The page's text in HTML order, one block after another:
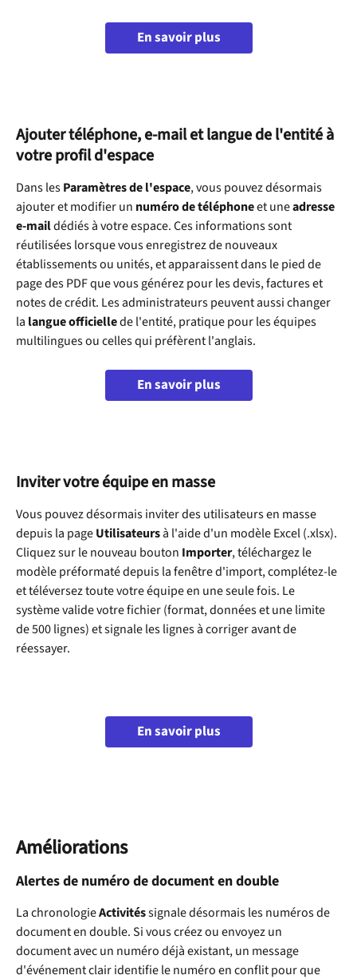
En savoir plus
Ajouter téléphone, e-mail et langue de l'entité à
votre profil d'espace
Dans les Paramètres de l'espace, vous pouvez désormais
ajouter et modifier un numéro de téléphone et une adresse
e-mail dédiés à votre espace. Ces informations sont
réutilisées lorsque vous enregistrez de nouveaux
établissements ou unités, et apparaissent dans le pied de
page des PDF que vous générez pour les devis, factures et
notes de crédit. Les administrateurs peuvent aussi changer
la langue officielle de l'entité, pratique pour les équipes
multilingues ou celles qui préfèrent l'anglais.
En savoir plus
Inviter votre équipe en masse
Vous pouvez désormais inviter des utilisateurs en masse
depuis la page Utilisateurs à l'aide d'un modèle Excel (.xlsx).
Cliquez sur le nouveau bouton Importer, téléchargez le
modèle préformaté depuis la fenêtre d'import, complétez-le
et téléversez toute votre équipe en une seule fois. Le
système valide votre fichier (format, données et une limite
de 500 lignes) et signale les lignes à corriger avant de
réessayer.
En savoir plus
Améliorations
Alertes de numéro de document en double
La chronologie Activités signale désormais les numéros de
document en double. Si vous créez ou envoyez un
document avec un numéro déjà existant, un message
d'événement clair identifie le numéro en conflit pour que